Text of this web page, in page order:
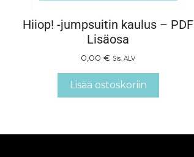
Hiiop! -jumpsuitin kaulus – PDF
Lisäosa
0,00€ Sis. ALV
Lisää ostoskoriin